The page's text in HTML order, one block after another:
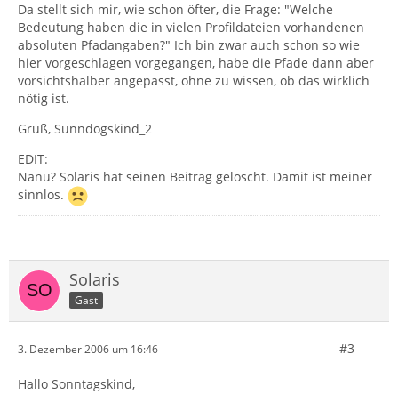
Da stellt sich mir, wie schon öfter, die Frage: "Welche
Bedeutung haben die in vielen Profildateien vorhandenen
absoluten Pfadangaben?" Ich bin zwar auch schon so wie
hier vorgeschlagen vorgegangen, habe die Pfade dann aber
vorsichtshalber angepasst, ohne zu wissen, ob das wirklich
nötig ist.
Gruß, Sünndogskind_2
EDIT:
Nanu? Solaris hat seinen Beitrag gelöscht. Damit ist meiner
sinnlos.
Solaris
Gast
3. Dezember 2006 um 16:46 #3
Hallo Sonntagskind,